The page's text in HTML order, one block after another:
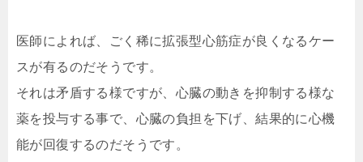
医師によれば、ごく稀に拡張型心筋症が良くなるケー
スが有るのだそうです。
それは矛盾する様ですが、心臓の動きを抑制する様な
薬を投与する事で、心臓の負担を下げ、結果的に心機
能が回復するのだそうです。